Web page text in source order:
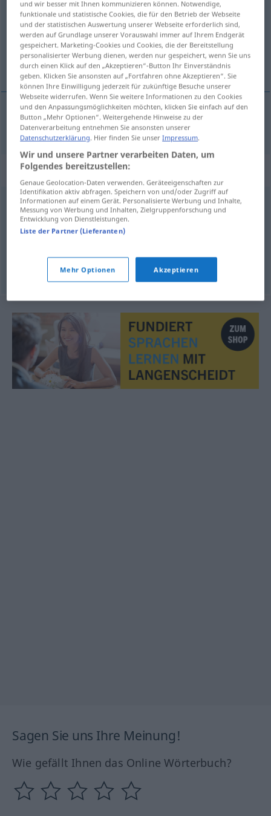
Übersicht aller Übersetzungen
(Für mehr Details die Übersetzung anklicken/antippen)
Volumen
Volumenn volum
Synonyme für "volum"
begrensning,bredde,format,grad,innhold,kapasitet
lengde,mål,omfang,område
Sagen Sie uns Ihre Meinung!
Wie gefällt Ihnen das Online Wörterbuch?
und wir besser mit Ihnen kommunizieren können. Notwendige,
funktionale und statistische Cookies, die für den Betrieb der Webseite
und der statistischen Auswertung unserer Webseite erforderlich sind,
werden auf Grundlage unserer Vorauswahl immer auf Ihrem Endgerät
gespeichert. Marketing-Cookies und Cookies, die der Bereitstellung
personalisierter Werbung dienen, werden nur gespeichert, wenn Sie uns
durch einen Klick auf den „Akzeptieren“-Button Ihr Einverständnis
geben. Klicken Sie ansonsten auf „Fortfahren ohne Akzeptieren“. Sie
können Ihre Einwilligung jederzeit für zukünftige Besuche unserer
Webseite widerrufen. Wenn Sie weitere Informationen zu den Cookies
und den Anpassungsmöglichkeiten möchten, klicken Sie einfach auf den
Button „Mehr Optionen“. Weitergehende Hinweise zu der
Datenverarbeitung entnehmen Sie ansonsten unserer
Datenschutzerklärung . Hier finden Sie unserImpressum
Wir und unsere Partner verarbeiten Daten, um
Folgendes bereitzustellen:
Genaue Geolocation-Daten verwenden. Geräteeigenschaften zur
Identifikation aktiv abfragen. Speichern von und/oder Zugriff auf
Informationen auf einem Gerät. Personalisierte Werbung und Inhalte,
Messung von Werbung und Inhalten, Zielgruppenforschung und
Entwicklung von Dienstleistungen.
Liste der Partner (Lieferanten)
Mehr Optionen Akzeptieren